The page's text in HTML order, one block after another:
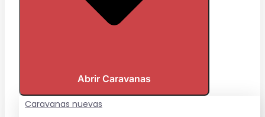
Abrir Caravanas
Caravanas nuevas